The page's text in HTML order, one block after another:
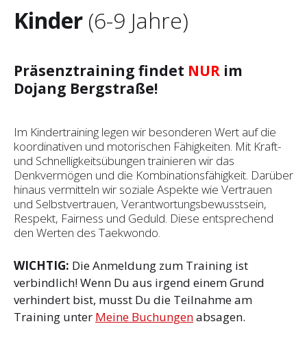
Kinder (6-9 Jahre)
Präsenztraining findet NUR im
Dojang Bergstraße!
Im Kindertraining legen wir besonderen Wert auf die
koordinativen und motorischen Fähigkeiten. Mit Kraft-
und Schnelligkeitsübungen trainieren wir das
Denkvermögen und die Kombinationsfähigkeit. Darüber
hinaus vermitteln wir soziale Aspekte wie Vertrauen
und Selbst­vertrauen, Verantwortungsbewusstsein,
Respekt, Fairness und Geduld. Diese entsprechend
den Werten des Taekwondo.
WICHTIG: Die Anmeldung zum Training ist
verbindlich! Wenn Du aus irgend einem Grund
verhindert bist, musst Du die Teilnahme am
Training unter Meine Buchungenabsagen.